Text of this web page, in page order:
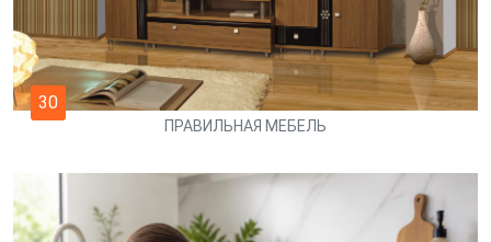
30
ПРАВИЛЬНАЯ МЕБЕЛЬ